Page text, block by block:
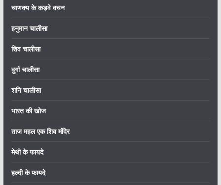
चाणक्य के कड़वे वचन
हनुमान चालीसा
शिव चालीसा
दुर्गा चालीसा
शनि चालीसा
भारत की खोज
ताज महल एक शिव मंदिर
मेथी के फायदे
हल्दी के फायदे